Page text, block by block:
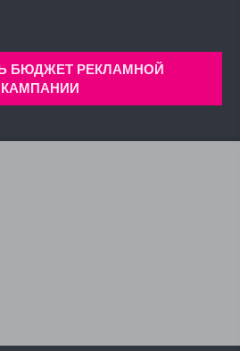
окна
БЮДЖЕТ РЕКЛАМНОЙ
КАМПАНИИ